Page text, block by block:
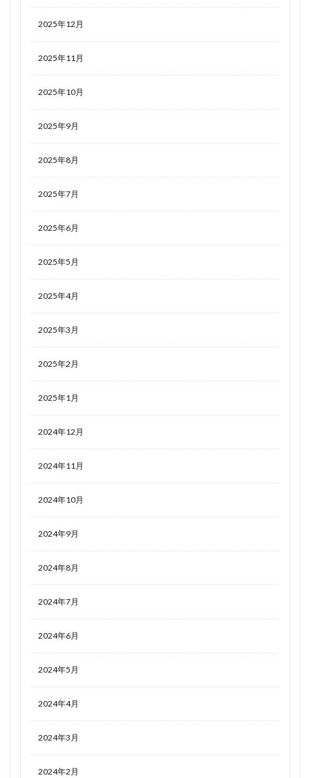
2025年12月
2025年11月
2025年10月
2025年9月
2025年8月
2025年7月
2025年6月
2025年5月
2025年4月
2025年3月
2025年2月
2025年1月
2024年12月
2024年11月
2024年10月
2024年9月
2024年8月
2024年7月
2024年6月
2024年5月
2024年4月
2024年3月
2024年2月